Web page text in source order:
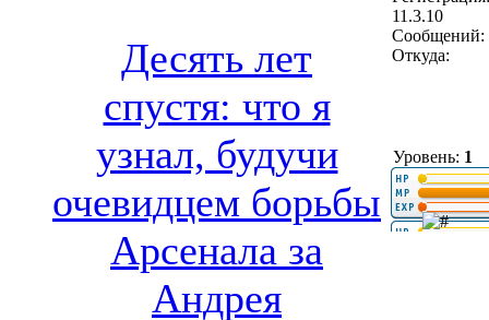
Десять лет
спустя: что я
узнал, будучи
очевидцем борьбы
Арсенала за
Андрея
11.3.10
Сообщений:
Откуда:
Уровень: 1